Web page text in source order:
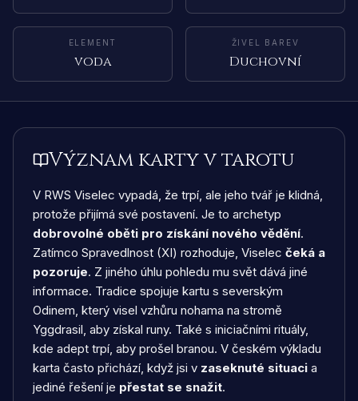
ELEMENT
voda
ŽIVEL BAREV
Duchovní
Význam karty v tarotu
V RWS Viselec vypadá, že trpí, ale jeho tvář je klidná,
protože přijímá své postavení. Je to archetyp
dobrovolné oběti pro získání nového vědění.
Zatímco Spravedlnost (XI) rozhoduje, Viselec čeká a
pozoruje. Z jiného úhlu pohledu mu svět dává jiné
informace. Tradice spojuje kartu s severským
Odinem, který visel vzhůru nohama na stromě
Yggdrasil, aby získal runy. Také s iniciačními rituály,
kde adept trpí, aby prošel branou. V českém výkladu
karta často přichází, když jsi v zaseknuté situaci a
jediné řešení je přestat se snažit.